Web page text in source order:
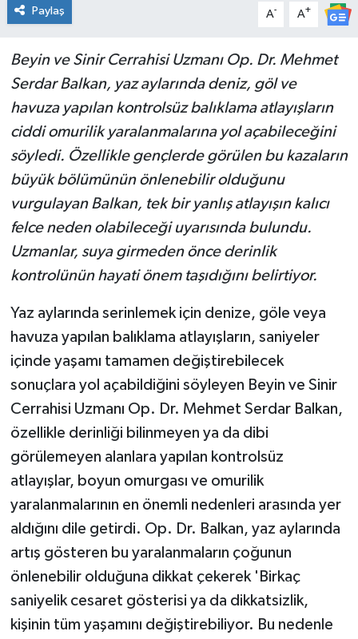
Paylaş A- A+
Beyin ve Sinir Cerrahisi Uzmanı Op. Dr. Mehmet
Serdar Balkan, yaz aylarında deniz, göl ve
havuza yapılan kontrolsüz balıklama atlayışların
ciddi omurilik yaralanmalarına yol açabileceğini
söyledi. Özellikle gençlerde görülen bu kazaların
büyük bölümünün önlenebilir olduğunu
vurgulayan Balkan, tek bir yanlış atlayışın kalıcı
felce neden olabileceği uyarısında bulundu.
Uzmanlar, suya girmeden önce derinlik
kontrolünün hayati önem taşıdığını belirtiyor.
Yaz aylarında serinlemek için denize, göle veya
havuza yapılan balıklama atlayışların, saniyeler
içinde yaşamı tamamen değiştirebilecek
sonuçlara yol açabildiğini söyleyen Beyin ve Sinir
Cerrahisi Uzmanı Op. Dr. Mehmet Serdar Balkan,
özellikle derinliği bilinmeyen ya da dibi
görülemeyen alanlara yapılan kontrolsüz
atlayışlar, boyun omurgası ve omurilik
yaralanmalarının en önemli nedenleri arasında yer
aldığını dile getirdi. Op. Dr. Balkan, yaz aylarında
artış gösteren bu yaralanmaların çoğunun
önlenebilir olduğuna dikkat çekerek 'Birkaç
saniyelik cesaret gösterisi ya da dikkatsizlik,
kişinin tüm yaşamını değiştirebiliyor. Bu nedenle